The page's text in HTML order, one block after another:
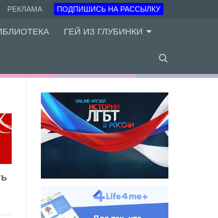
РЕКЛАМА ПОДПИШИСЬ НА РАССЫЛКУ
ГЕЙ ИЗ ГЛУБИНКИ